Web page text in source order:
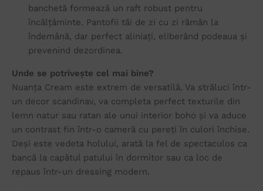
banchetă formează un raft robust pentru
încălțăminte. Pantofii tăi de zi cu zi rămân la
îndemână, dar perfect aliniați, eliberând podeaua și
prevenind dezordinea.
Unde se potrivește cel mai bine?
Nuanța Cream este extrem de versatilă. Va străluci într-
un decor scandinav, va completa perfect texturile din
lemn natur sau ratan ale unui interior boho și va aduce
un contrast fin într-o cameră cu pereți în culori închise.
Deși este vedeta holului, arată la fel de spectaculos ca
bancă la capătul patului în dormitor sau ca loc de
repaus într-un dressing modern.